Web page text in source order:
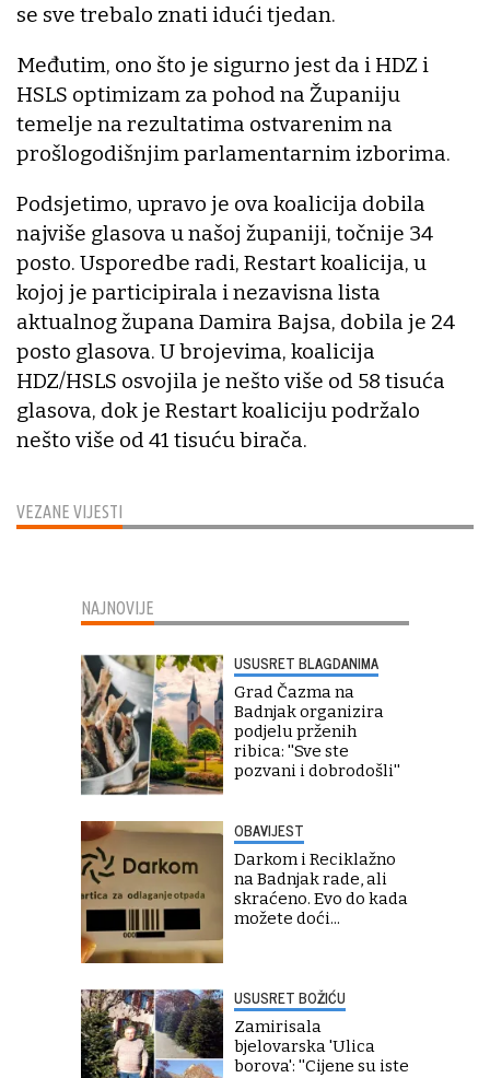
VEZANE VIJESTI
se sve trebalo znati idući tjedan.
Međutim, ono što je sigurno jest da i HDZ i
HSLS optimizam za pohod na Županiju
temelje na rezultatima ostvarenim na
prošlogodišnjim parlamentarnim izborima.
Podsjetimo, upravo je ova koalicija dobila
najviše glasova u našoj županiji, točnije 34
posto. Usporedbe radi, Restart koalicija, u
kojoj je participirala i nezavisna lista
aktualnog župana Damira Bajsa, dobila je 24
posto glasova. U brojevima, koalicija
HDZ/HSLS osvojila je nešto više od 58 tisuća
glasova, dok je Restart koaliciju podržalo
nešto više od 41 tisuću birača.
NAJNOVIJE
USUSRET BLAGDANIMA
Grad Čazma na
Badnjak organizira
podjelu prženih
ribica: ''Sve ste
pozvani i dobrodošli''
OBAVIJEST
Darkom i Reciklažno
na Badnjak rade, ali
skraćeno. Evo do kada
možete doći...
USUSRET BOŽIĆU
Zamirisala
bjelovarska 'Ulica
borova': ''Cijene su iste